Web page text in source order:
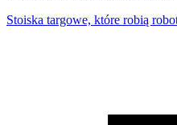
Stoiska targowe, które robią